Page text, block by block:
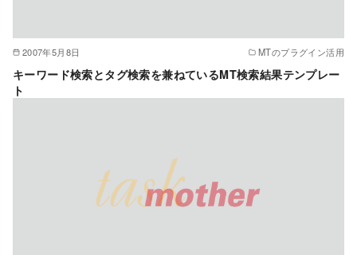
2007年5月8日 MTのプラグイン活用
キーワード検索とタグ検索を兼ねているMT検索結果テンプレー
ト